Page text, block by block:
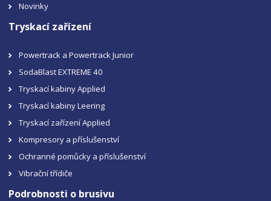
Novinky
Tryskací zařízení
Powertrack a Powertrack Junior
SodaBlast EXTREME 40
Tryskací kabiny Applied
Tryskací kabiny Leering
Tryskací zařízení Applied
Kompresory a příslušenství
Ochranné pomůcky a příslušenství
Vibrační třídiče
Podrobnosti o brusivu